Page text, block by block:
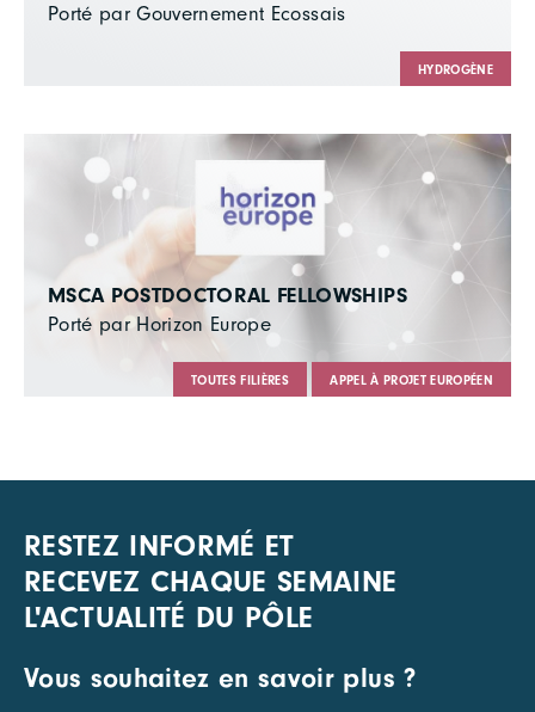
Porté par Gouvernement Ecossais
HYDROGÈNE
MSCA POSTDOCTORAL FELLOWSHIPS
Porté par Horizon Europe
TOUTES FILIÈRES APPEL À PROJET EUROPÉEN
RESTEZ INFORMÉ ET
RECEVEZ CHAQUE SEMAINE
L'ACTUALITÉ DU PÔLE
Vous souhaitez en savoir plus ?